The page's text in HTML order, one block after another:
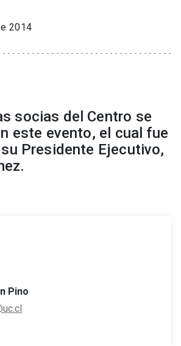
2014
socias del Centro se
este evento, el cual fue
Presidente Ejecutivo,
Pino